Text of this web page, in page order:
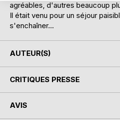
agréables, d'autres beaucoup
Il était venu pour un séjour
s'enchaîner...
AUTEUR(S)
CRITIQUES PRESSE
AVIS